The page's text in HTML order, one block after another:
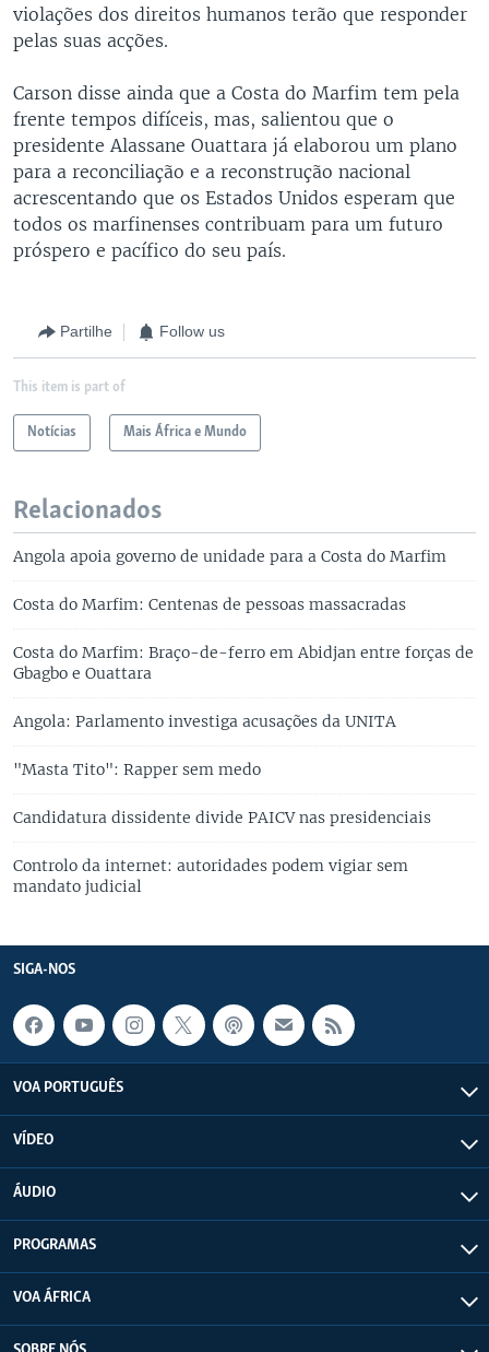
violações dos direitos humanos terão que responder
pelas suas acções.
Carson disse ainda que a Costa do Marfim tem pela
frente tempos difíceis, mas, salientou que o
presidente Alassane Ouattara já elaborou um plano
para a reconciliação e a reconstrução nacional
acrescentando que os Estados Unidos esperam que
todos os marfinenses contribuam para um futuro
próspero e pacífico do seu país.
Partilhe Follow us
This item is part of
Notícias Mais África e Mundo
Relacionados
Angola apoia governo de unidade para a Costa do Marfim
Costa do Marfim: Centenas de pessoas massacradas
Costa do Marfim: Braço-de-ferro em Abidjan entre forças de
Gbagbo e Ouattara
Angola: Parlamento investiga acusações da UNITA
"Masta Tito": Rapper sem medo
Candidatura dissidente divide PAICV nas presidenciais
Controlo da internet: autoridades podem vigiar sem
mandato judicial
SIGA-NOS
VOA PORTUGUÊS
VÍDEO
ÁUDIO
PROGRAMAS
VOA ÁFRICA